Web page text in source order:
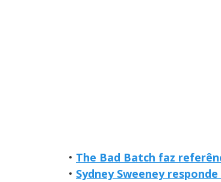
• The Bad Batch faz
• Sydney Sweeney